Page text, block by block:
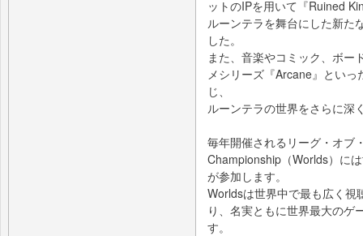
ットのIPを用いて『Ruined
ルーンテラを舞台にした新た
した。
また、音楽やコミック、ボー
メシリーズ『Arcane』とい
じ、
ルーンテラの世界をさらに深
毎年開催されるリーグ・オブ
Championship（Worlds）に
が参加します。
Worldsは世界中で最も広く視
り、名実ともに世界最大のゲ
す。